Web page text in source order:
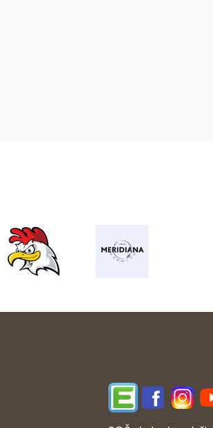
EdupageFacebook